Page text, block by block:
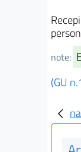
note:
(GU